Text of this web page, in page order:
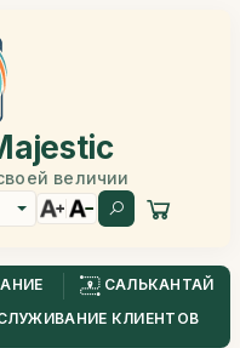
величии
САЛЬКАНТАЙ
КЛИЕНТОВ